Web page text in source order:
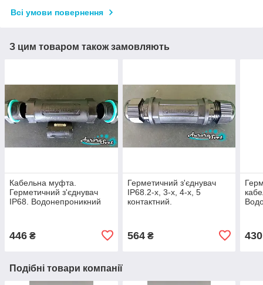
Всі умови повернення
З цим товаром також замовляють
Кабельна муфта.
Герметичний з'єднувач
IP68. Водонепроникний
446 ₴
Герметичний з'єднувач
IP68.2-х, 3-х, 4-х, 5
контактний.
564₴ 430
Подібні товари компанії